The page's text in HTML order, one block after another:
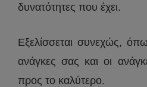
δυνατότητες που έχει.
Εξελίσσεται συνεχώς,
ανάγκες σας και οι
προς το καλύτερο.